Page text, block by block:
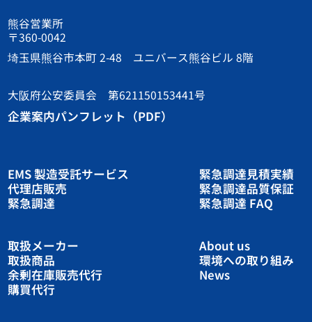
熊谷営業所
〒360-0042
埼玉県熊谷市本町 2-48 ユニバース熊谷ビル 8階
大阪府公安委員会 第621150153441号
企業案内パンフレット（PDF）
EMS 製造受託サービス
代理店販売
緊急調達
取扱メーカー
取扱商品
余剰在庫販売代行
購買代行
緊急調達見積実績
緊急調達品質保証
緊急調達 FAQ
About us
環境への取り組み
News